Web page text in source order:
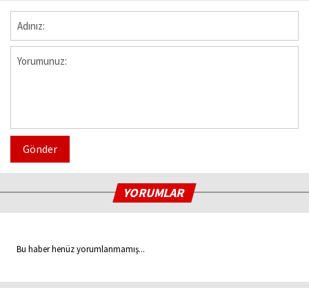
Gönder
YORUMLAR
Bu haber henüz yorumlanmamış...